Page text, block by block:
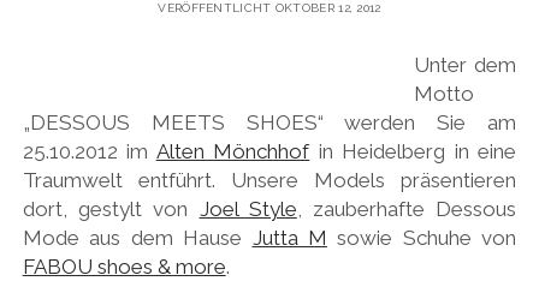
VERÖFFENTLICHT OKTOBER 12, 2012
Unter dem
Motto
„DESSOUS MEETS SHOES“ werden Sie am
25.10.2012 im Alten Mönchhofin Heidelberg in eine
Traumwelt entführt. Unsere Models präsentieren
dort, gestylt von Joel Style , zauberhafte Dessous
Mode aus dem Hause Jutta M sowie Schuhe von
FABOU shoes & more.